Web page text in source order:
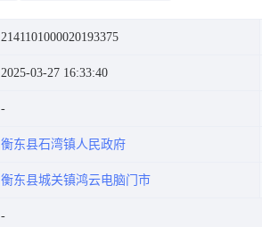
2141101000020193375
2025-03-27 16:33:40
衡东县石湾镇人民政府
衡东县城关镇鸿云电脑门市